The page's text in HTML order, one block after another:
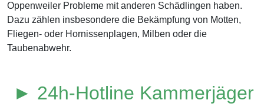
Oppenweiler Probleme mit anderen Schädlingen haben.
Dazu zählen insbesondere die Bekämpfung von Motten,
Fliegen- oder Hornissenplagen, Milben oder die
Taubenabwehr.
► 24h-Hotline Kammerjäger